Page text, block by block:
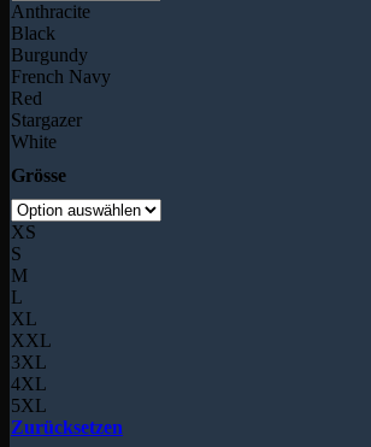
Anthracite
Black
Burgundy
French Navy
Red
Stargazer
White
Grösse
XS
S
M
L
XL
XXL
3XL
4XL
5XL
Zurücksetzen